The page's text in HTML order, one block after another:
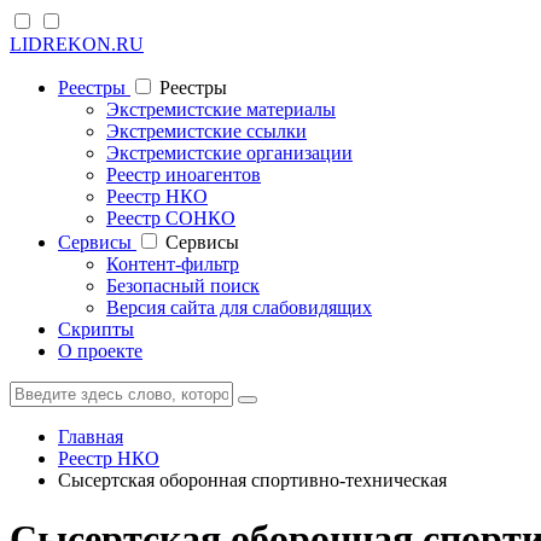
LIDREKON.RU
Реестры
Реестры
Экстремистские материалы
Экстремистские ссылки
Экстремистские организации
Реестр иноагентов
Реестр НКО
Реестр СОНКО
Cервисы
Cервисы
Контент-фильтр
Безопасный поиск
Версия сайта для слабовидящих
Скрипты
О проекте
Главная
Реестр НКО
Сысертская оборонная спортивно-техническая